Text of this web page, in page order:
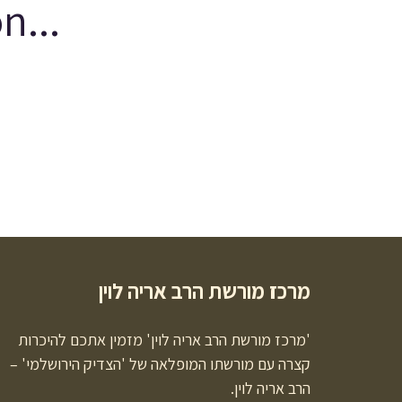
...Page is under construction
מרכז מורשת הרב אריה לוין
'מרכז מורשת הרב אריה לוין' מזמין אתכם להיכרות
קצרה עם מורשתו המופלאה של 'הצדיק הירושלמי' –
הרב אריה לוין.